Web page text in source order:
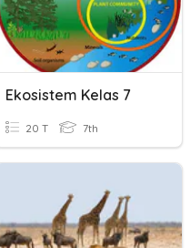
Ekosistem Kelas 7
20 T 7th